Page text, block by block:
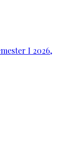
I 2026,